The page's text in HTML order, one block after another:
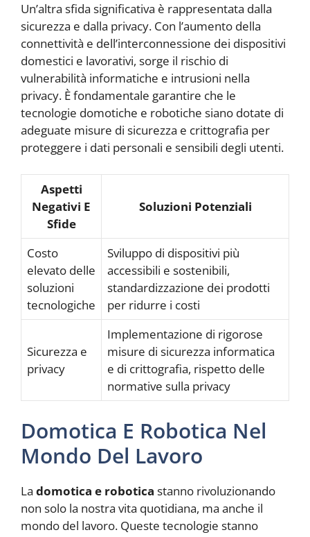
Un’altra sfida significativa è rappresentata dalla
sicurezza e dalla privacy. Con l’aumento della
connettività e dell’interconnessione dei dispositivi
domestici e lavorativi, sorge il rischio di
vulnerabilità informatiche e intrusioni nella
privacy. È fondamentale garantire che le
tecnologie domotiche e robotiche siano dotate di
adeguate misure di sicurezza e crittografia per
proteggere i dati personali e sensibili degli utenti.
Aspetti
Negativi E
Sfide
Soluzioni Potenziali
Costo
elevato delle
soluzioni
tecnologiche
Sviluppo di dispositivi più
accessibili e sostenibili,
standardizzazione dei prodotti
per ridurre i costi
Sicurezza e
privacy
Implementazione di rigorose
misure di sicurezza informatica
e di crittografia, rispetto delle
normative sulla privacy
Domotica E Robotica Nel
Mondo Del Lavoro
La domotica e robotica stanno rivoluzionando
non solo la nostra vita quotidiana, ma anche il
mondo del lavoro. Queste tecnologie stanno